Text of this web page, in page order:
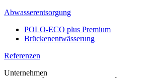
Abwasserentsorgung
POLO-ECO plus Premium
Brückenentwässerung
Referenzen
Unternehmen